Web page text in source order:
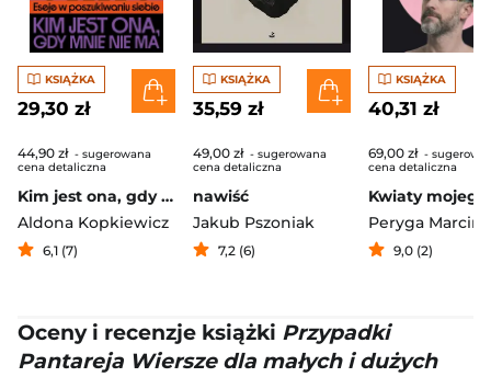
KSIĄŻKA
29,30 zł
44,90 zł - sugerowana
cena detaliczna
Kim jest ona, gdy mnie nie ma. Eseje w poszukiwaniu siebie
Aldona Kopkiewicz
6,1 (7)
KSIĄŻKA
35,59 zł
49,00 zł - sugerowana
cena detaliczna
nawiść
Jakub Pszoniak
7,2 (6)
KSIĄŻKA
40,31 zł
69,00 zł -
cena detaliczna
Peryga Marcin
9,0 (2)
Oceny i recenzje książki Przypadki
Pantareja Wiersze dla małych i dużych